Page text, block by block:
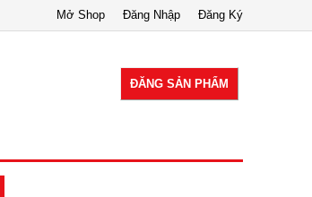
Đăng Ký
Đăng Nhập
Mở Shop
ĐĂNG SẢN PHẨM